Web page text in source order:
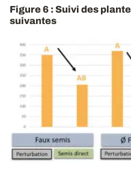
Figure 6 : Suivi des
suivantes